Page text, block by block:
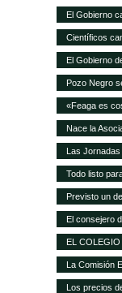
láctea y
El Gobierno
Científicos
alimentación
El Gobierno
y quesos de
Pozo Negro
«Feaga es
Nace la
Las
reivindicación
Todo listo
Previsto un
compuestos
El consejero
mejorar la
EL
CANARIAS
las
La Comisión
del AIEM
Los precios